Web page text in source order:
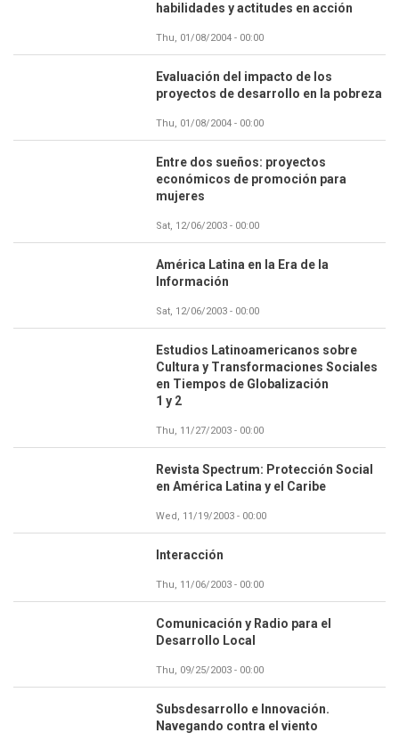
habilidades y actitudes en acción
Thu, 01/08/2004 - 00:00
Evaluación del impacto de los
proyectos de desarrollo en la pobreza
Thu, 01/08/2004 - 00:00
Entre dos sueños: proyectos
económicos de promoción para
mujeres
Sat, 12/06/2003 - 00:00
América Latina en la Era de la
Información
Sat, 12/06/2003 - 00:00
Estudios Latinoamericanos sobre
Cultura y Transformaciones Sociales
en Tiempos de Globalización
1 y 2
Thu, 11/27/2003 - 00:00
Revista Spectrum: Protección Social
en América Latina y el Caribe
Wed, 11/19/2003 - 00:00
Interacción
Thu, 11/06/2003 - 00:00
Comunicación y Radio para el
Desarrollo Local
Thu, 09/25/2003 - 00:00
Subsdesarrollo e Innovación.
Navegando contra el viento